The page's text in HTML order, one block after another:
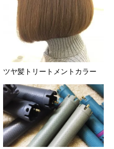
ツヤ髪トリートメントカラー